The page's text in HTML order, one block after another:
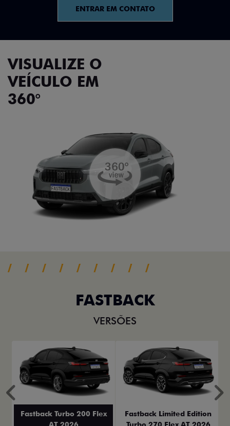
ENTRAR EM CONTATO
VISUALIZE O
VEÍCULO EM
360°
FASTBACK
VERSÕES
Fastback Turbo 200 Flex
Fastback Limited Edition
Anterior